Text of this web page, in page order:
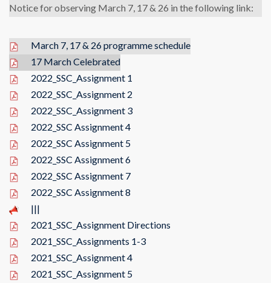
Notice for observing March 7, 17 & 26 in the following link:
March 7, 17 & 26 programme schedule
17 March Celebrated
2022_SSC_Assignment 1
2022_SSC_Assignment 2
2022_SSC_Assignment 3
2022_SSC Assignment 4
2022_SSC Assignment 5
2022_SSC Assignment 6
2022_SSC Assignment 7
2022_SSC Assignment 8
|||
2021_SSC_Assignment Directions
2021_SSC_Assignments 1-3
2021_SSC_Assignment 4
2021_SSC_Assignment 5